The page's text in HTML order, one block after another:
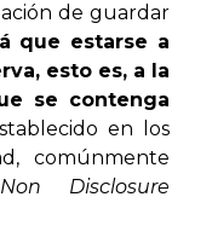
de guardar
que estarse a
esto es, a la
se contenga
en los
comúnmente
Non Disclosure